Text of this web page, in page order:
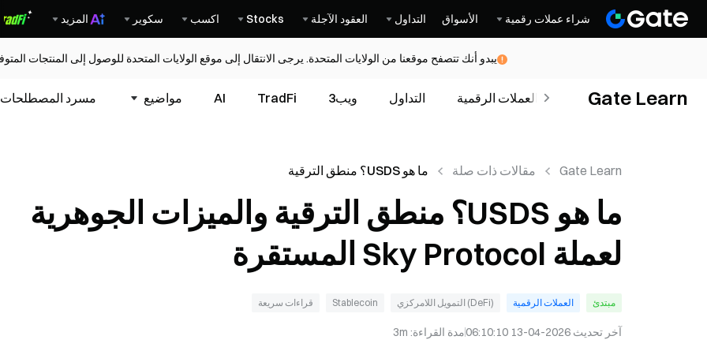
شراء عملات رقمية الأسواق التداول العقود الآجلة Stocks اكسب سكوير المزيد
يبدو أنك تتصفح موقعنا من الولايات المتحدة. يرجى الانتقال إلى موقع الولايات المتحدة للوصول إلى المنتجات
Gate Learn
الدورات العملات الرقمية التداول ويب3 TradFi
AI مواضيع مسرد المصطلحات
Gate Learn مقالات ذات صلة
ما هو USDS؟ منطق الترقية
Protocol المستقرة
ما هو USDS؟ منطق الترقية والميزات الجوهرية
لعملة Sky Protocol المستقرة
مبتدئ العملات الرقمية (DeFi) التمويل اللامركزي Stablecoin قراءات سريعة
آخر تحديث 2026-04-13 06:10:10 مدة القراءة:
3m